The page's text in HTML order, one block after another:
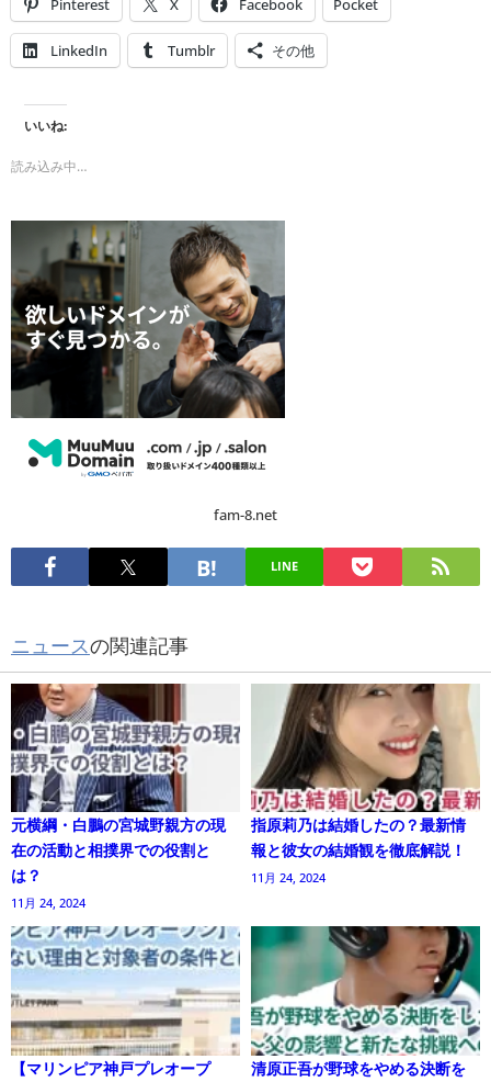
Pinterest X Facebook Pocket
LinkedIn Tumblr その他
いいね:
読み込み中…
fam-8.net
LINE
ニュースの関連記事
元横綱・白鵬の宮城野親方の現
在の活動と相撲界での役割と
は？
11月 24, 2024
指原莉乃は結婚したの？最新情
報と彼女の結婚観を徹底解説！
11月 24, 2024
【マリンピア神戸プレオープ
清原正吾が野球をやめる決断を